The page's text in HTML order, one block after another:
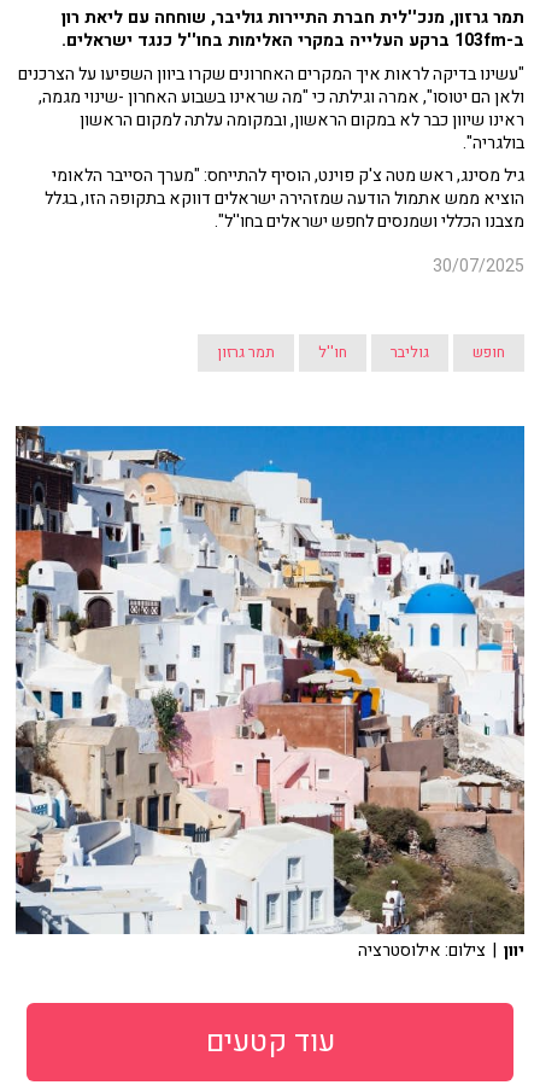
תמר גרזון, מנכ''לית חברת התיירות גוליבר, שוחחה עם ליאת רון
ב-103fm ברקע העלייה במקרי האלימות בחו''ל כנגד ישראלים.
"עשינו בדיקה לראות איך המקרים האחרונים שקרו ביוון השפיעו על הצרכנים
ולאן הם יטוסו", אמרה וגילתה כי "מה שראינו בשבוע האחרון -שינוי מגמה,
ראינו שיוון כבר לא במקום הראשון, ובמקומה עלתה למקום הראשון
בולגריה".
גיל מסינג, ראש מטה צ'ק פוינט, הוסיף להתייחס: "מערך הסייבר הלאומי
הוציא ממש אתמול הודעה שמזהירה ישראלים דווקא בתקופה הזו, בגלל
מצבנו הכללי ושמנסים לחפש ישראלים בחו''ל".
30/07/2025
חופש גוליבר חו''ל תמר גרזון
יוון | צילום: אילוסטרציה
עוד קטעים